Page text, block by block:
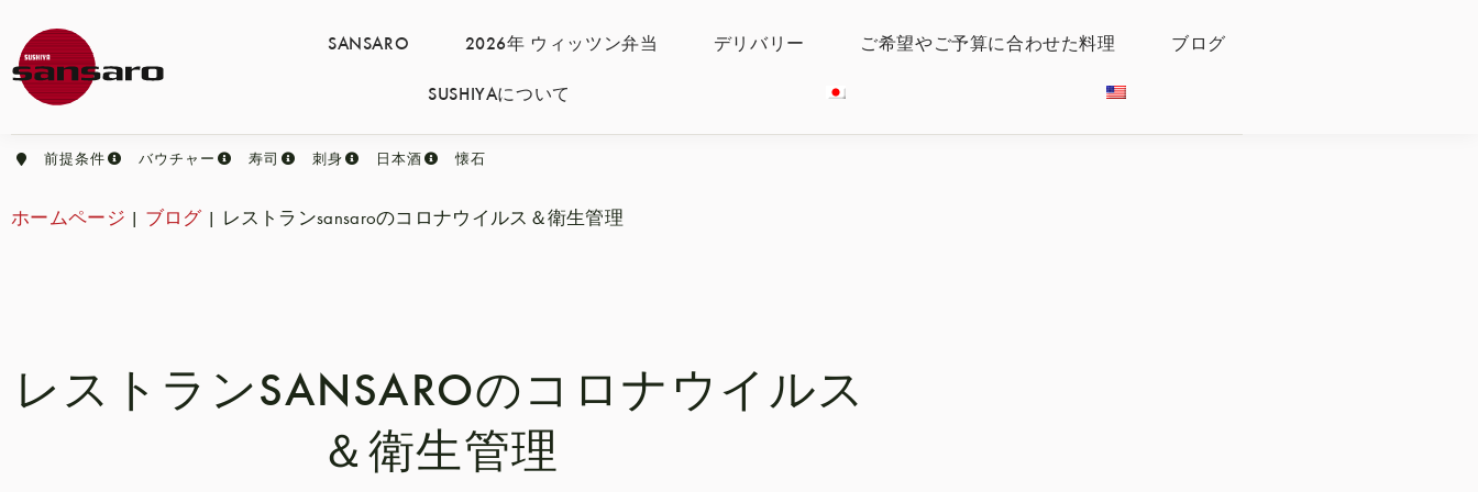
SANSARO 2026年 ウィッツン弁当 デリバリー ご希望やご予算に合わせた料理 ブログ
SUSHIYAについて
前提条件 バウチャー 寿司 刺身 日本酒 懐石
ホームページ | ブログ| レストランsansaroのコロナウイルス＆衛生管理
レストランSANSAROのコロナウイルス
＆衛生管理